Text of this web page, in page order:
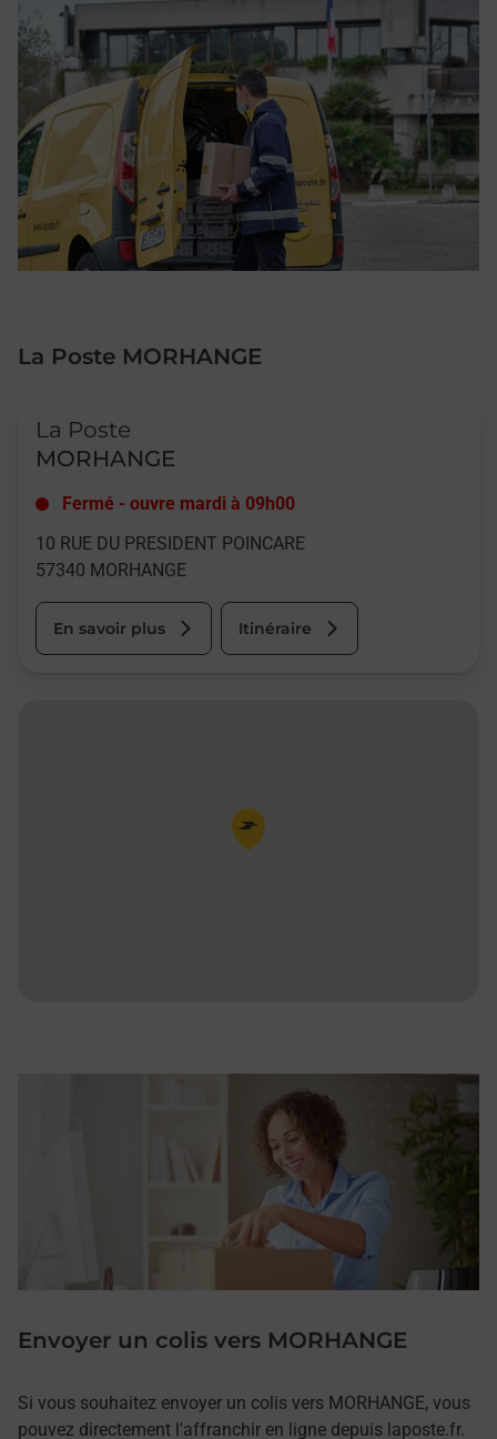
La Poste MORHANGE
La Poste
MORHANGE
Fermé - ouvre mardi à 09h00
10 RUE DU PRESIDENT POINCARE
57340 MORHANGE
En savoir plus Itinéraire
Pin de la carte
Envoyer un colis vers MORHANGE
Si vous souhaitez envoyer un colis vers MORHANGE, vous
pouvez directement l'affranchir en ligne depuis laposte.fr.